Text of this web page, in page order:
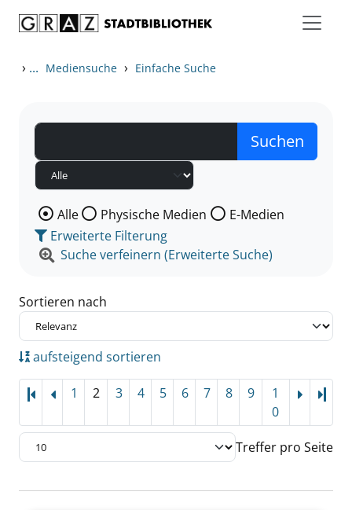
› ... Mediensuche › Einfache Suche
Wählen Sie die Medienart nach der Sie suchen wollen.
Alle Physische Medien
E-Medien
Erweiterte Filterung
Suche verfeinern (Erweiterte Suche)
Sortieren nach
aufsteigend sortieren
1 2 3 4 5 6 7 8 9
1
0
Treffer pro Seite